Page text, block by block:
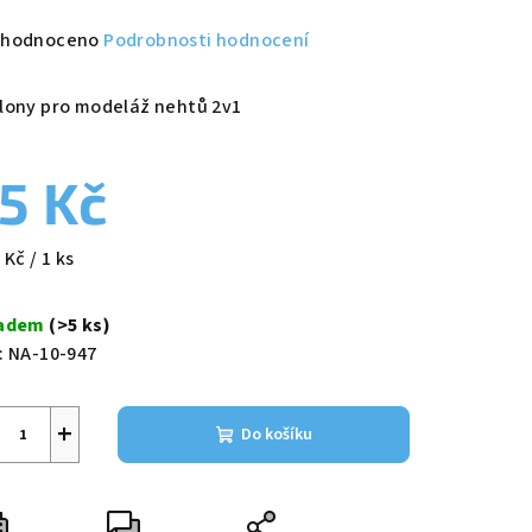
Podrobnosti hodnocení
pro modeláž nehtů 2v1
Kč
Kč / 1 ks
(>5 ks)
NA-10-947
+ Do košíku